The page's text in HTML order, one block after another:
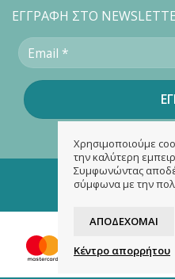
ΕΓΓΡΑΦΗ ΣΤΟ
Copyright 2026
Designed &
Χρησιμοποιούμε
την καλύτερη
Συμφωνώντας
σύμφωνα με την
ΑΠΟΔΈΧΟΜΑΙ
Κέντρο απορρήτου